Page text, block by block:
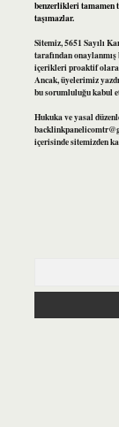
benzerlikleri tamamen
taşımazlar.
Sitemiz, 5651 Sayılı
tarafından
içerikleri proaktif
Ancak, üyelerimiz
bu sorumluluğu kabul
Hukuka ve yasal
içerisinde sitemizden